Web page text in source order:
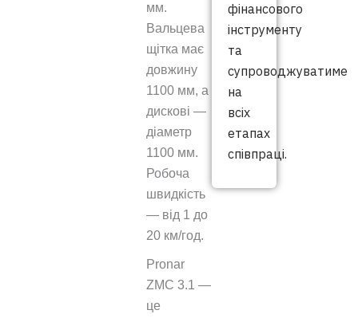
мм.
Вальцева
щітка має
довжину
1100 мм, а
дискові —
діаметр
1100 мм.
Робоча
швидкість
— від 1 до
20 км/год.
Pronar
ZMC 3.1 —
це
фінансового
інструменту
та
супроводжуватиме
на
всіх
етапах
співпраці.